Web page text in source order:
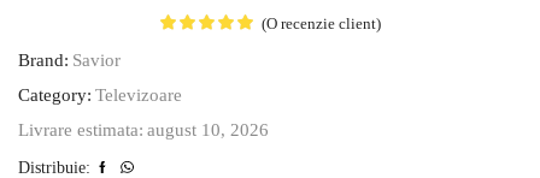
(O recenzie client)
Brand: Savior
Category: Televizoare
Livrare estimata: august 10, 2026
Distribuie: